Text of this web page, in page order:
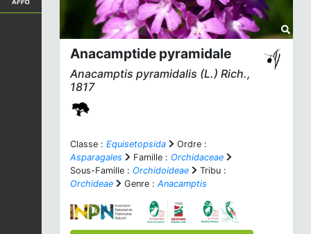
Anacamptide pyramidale
Anacamptis pyramidalis (L.) Rich.,
1817
Classe : Equisetopsida
Ordre :
Asparagales
Famille : Orchidaceae
Sous-Famille : Orchidoideae
Tribu :
Orchideae
Genre : Anacamptis